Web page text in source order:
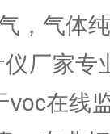
，气体
厂家专
voc在线